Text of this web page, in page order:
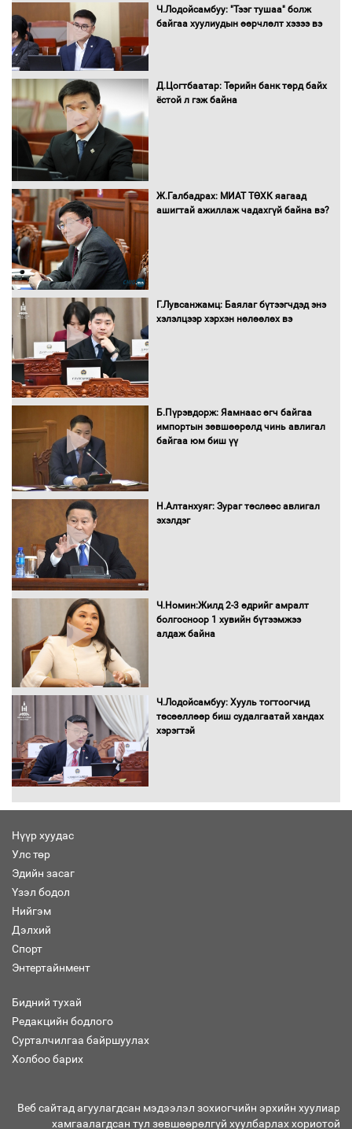
Монгол Улс “COP17”-д “Тал хээрийн
төлөвлөгөө”-гөө танилцуулна
16 төрлийн эмийг нэг эх үүсвэрээс
Бүх шатанд хэмнэлтийн горимд
шилжиж, найр наадам, зөвлөгөөн,
орчныг бүрдүүллээ
баримт
Ч.Лодойсамбуу: "Тээг тушаа" болж
байгаа хуулиудын өөрчлөлт хэзээ вэ
Д.Цогтбаатар: Төрийн банк төрд байх
ёстой л гэж байна
Ж.Галбадрах: МИАТ ТӨХК яагаад
ашигтай ажиллаж чадахгүй байна вэ?
Г.Лувсанжамц: Баялаг бүтээгчдэд энэ
хэлэлцээр хэрхэн нөлөөлөх вэ
Б.Пүрэвдорж: Яамнаас өгч байгаа
импортын зөвшөөрөлд чинь авлигал
байгаа юм биш үү
Н.Алтанхуяг: Зураг төслөөс авлигал
эхэлдэг
Ч.Номин:Жилд 2-3 өдрийг амралт
болгосноор 1 хувийн бүтээмжээ
алдаж байна
Ч.Лодойсамбуу: Хууль тогтоогчид
төсөөллөөр биш судалгаатай хандах
хэрэгтэй
Нүүр хуудас
Улс төр
Эдийн засаг
Үзэл бодол
Нийгэм
Дэлхий
Спорт
Энтертайнмент
Бидний тухай
Редакцийн бодлого
Сурталчилгаа байршуулах
Холбоо барих
Веб сайтад агуулагдсан мэдээлэл зохиогчийн эрхийн хуулиар
хамгаалагдсан тул зөвшөөрөлгүй хуулбарлах хориотой